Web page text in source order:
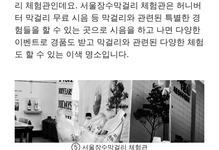
리 체험관인데요. 서울장수막걸리 체험관은 허니버
터 막걸리 무료 시음 등 막걸리와 관련된 특별한 경
험들을 할 수 있는 곳으로 시음을 하고 나면 다양한
이벤트로 경품도 받고 막걸리와 관련된 다양한 체험
도 할 수 있는 이색 명소입니다.
⑤ 서울장수막걸리 체험관